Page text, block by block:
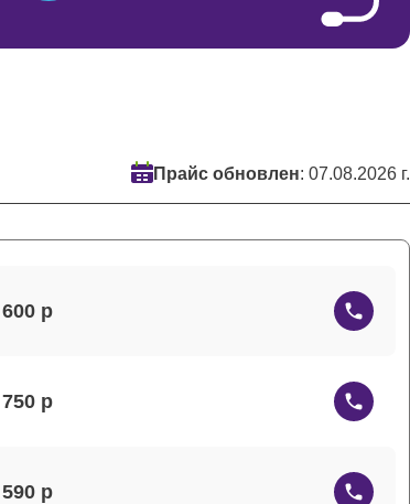
Прайс обновлен: 07.08.2026 г.
600
750
590